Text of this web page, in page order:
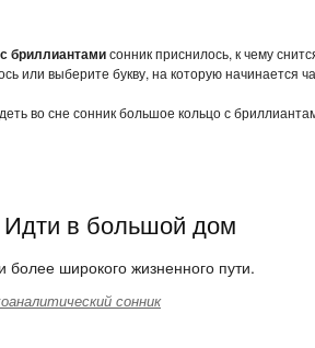
бриллиантамисонник приснилось, к чему
или выберите букву, на которую начинается
во сне сонник большое кольцо с
Идти в большой дом
более широкого жизненного пути.
сонник